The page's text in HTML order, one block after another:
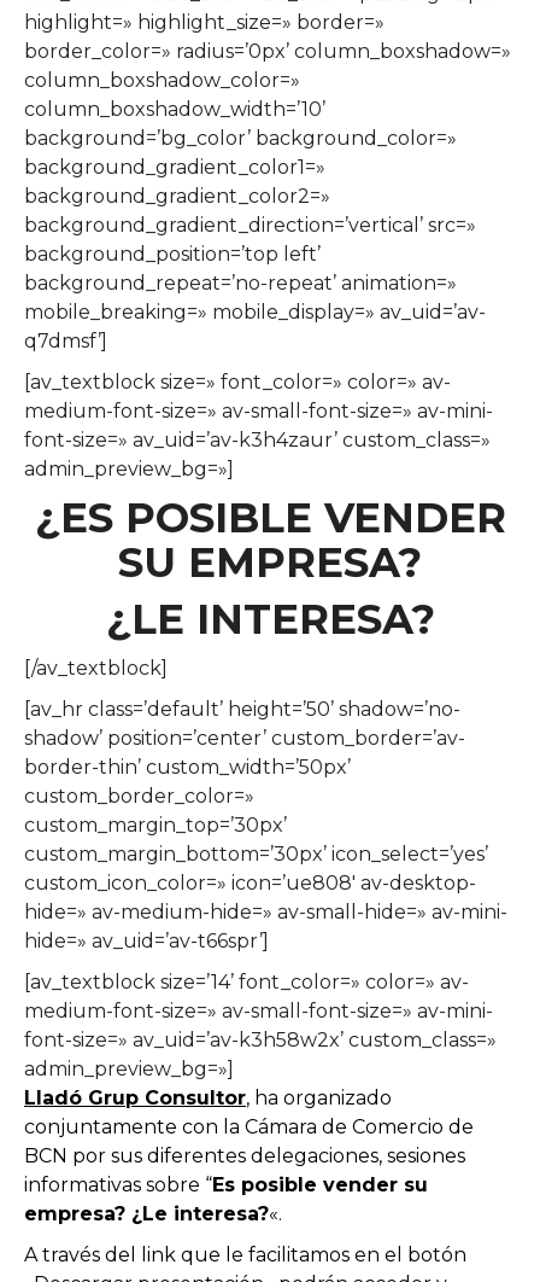
highlight=» highlight_size=» border=»
border_color=» radius=’0px’ column_boxshadow=»
column_boxshadow_color=»
column_boxshadow_width=’10’
background=’bg_color’ background_color=»
background_gradient_color1=»
background_gradient_color2=»
background_gradient_direction=’vertical’ src=»
background_position=’top left’
background_repeat=’no-repeat’ animation=»
mobile_breaking=» mobile_display=» av_uid=’av-
q7dmsf’]
[av_textblock size=» font_color=» color=» av-
medium-font-size=» av-small-font-size=» av-mini-
font-size=» av_uid=’av-k3h4zaur’ custom_class=»
admin_preview_bg=»]
¿ES POSIBLE VENDER
SU EMPRESA?
¿LE INTERESA?
[/av_textblock]
[av_hr class=’default’ height=’50’ shadow=’no-
shadow’ position=’center’ custom_border=’av-
border-thin’ custom_width=’50px’
custom_border_color=»
custom_margin_top=’30px’
custom_margin_bottom=’30px’ icon_select=’yes’
custom_icon_color=» icon=’ue808′ av-desktop-
hide=» av-medium-hide=» av-small-hide=» av-mini-
hide=» av_uid=’av-t66spr’]
[av_textblock size=’14’ font_color=» color=» av-
medium-font-size=» av-small-font-size=» av-mini-
font-size=» av_uid=’av-k3h58w2x’ custom_class=»
admin_preview_bg=»]
Lladó Grup Consultor, ha organizado
conjuntamente con la Cámara de Comercio de
BCN por sus diferentes delegaciones, sesiones
informativas sobre “Es posible vender su
empresa? ¿Le interesa?«.
A través del link que le facilitamos en el botón